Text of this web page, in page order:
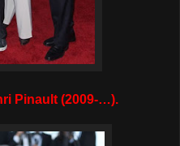
Pinault (2009-…).